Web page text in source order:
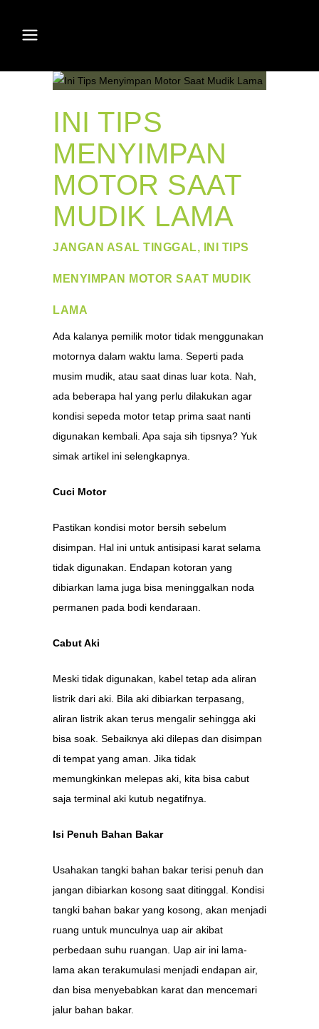
INI TIPS
MENYIMPAN
MOTOR SAAT
MUDIK LAMA
JANGAN ASAL TINGGAL, INI TIPS
MENYIMPAN MOTOR SAAT MUDIK
LAMA
Ada kalanya pemilik motor tidak menggunakan
motornya dalam waktu lama. Seperti pada
musim mudik, atau saat dinas luar kota. Nah,
ada beberapa hal yang perlu dilakukan agar
kondisi sepeda motor tetap prima saat nanti
digunakan kembali. Apa saja sih tipsnya? Yuk
simak artikel ini selengkapnya.
Cuci Motor
Pastikan kondisi motor bersih sebelum
disimpan. Hal ini untuk antisipasi karat selama
tidak digunakan. Endapan kotoran yang
dibiarkan lama juga bisa meninggalkan noda
permanen pada bodi kendaraan.
Cabut Aki
Meski tidak digunakan, kabel tetap ada aliran
listrik dari aki. Bila aki dibiarkan terpasang,
aliran listrik akan terus mengalir sehingga aki
bisa soak. Sebaiknya aki dilepas dan disimpan
di tempat yang aman. Jika tidak
memungkinkan melepas aki, kita bisa cabut
saja terminal aki kutub negatifnya.
Isi Penuh Bahan Bakar
Usahakan tangki bahan bakar terisi penuh dan
jangan dibiarkan kosong saat ditinggal. Kondisi
tangki bahan bakar yang kosong, akan menjadi
ruang untuk munculnya uap air akibat
perbedaan suhu ruangan. Uap air ini lama-
lama akan terakumulasi menjadi endapan air,
dan bisa menyebabkan karat dan mencemari
jalur bahan bakar.